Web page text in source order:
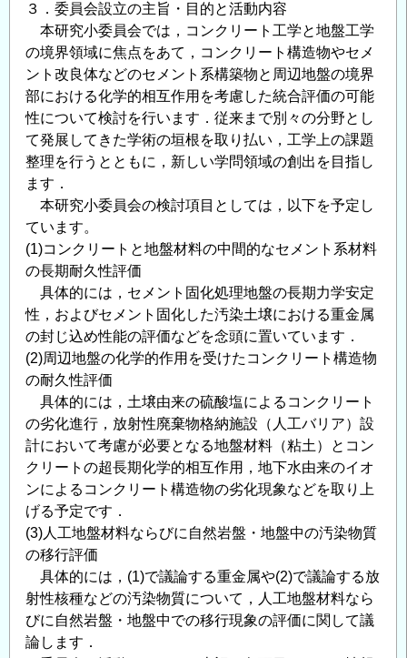
循
環
研
究
グ
ル
ー
プ
ポ
ス
ト
ド
ク
ト
ラ
ル
研
究
員
公
募
情
報
の
３．委員会設立の主旨・目的と活動内容
本研究小委員会では，コンクリート工学と地盤工学
の境界領域に焦点をあて，コンクリート構造物やセメ
ント改良体などのセメント系構築物と周辺地盤の境界
部における化学的相互作用を考慮した統合評価の可能
性について検討を行います．従来まで別々の分野とし
て発展してきた学術の垣根を取り払い，工学上の課題
整理を行うとともに，新しい学問領域の創出を目指し
ます．
本研究小委員会の検討項目としては，以下を予定し
ています。
(1)コンクリートと地盤材料の中間的なセメント系材料
の長期耐久性評価
具体的には，セメント固化処理地盤の長期力学安定
性，およびセメント固化した汚染土壌における重金属
の封じ込め性能の評価などを念頭に置いています．
(2)周辺地盤の化学的作用を受けたコンクリート構造物
の耐久性評価
具体的には，土壌由来の硫酸塩によるコンクリート
の劣化進行，放射性廃棄物格納施設（人工バリア）設
計において考慮が必要となる地盤材料（粘土）とコン
クリートの超長期化学的相互作用，地下水由来のイオ
ンによるコンクリート構造物の劣化現象などを取り上
げる予定です．
(3)人工地盤材料ならびに自然岩盤・地盤中の汚染物質
の移行評価
具体的には，(1)で議論する重金属や(2)で議論する放
射性核種などの汚染物質について，人工地盤材料なら
びに自然岩盤・地盤中での移行現象の評価に関して議
論します．